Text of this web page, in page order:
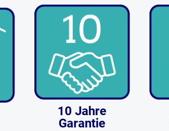
10 Jahre
Garantie